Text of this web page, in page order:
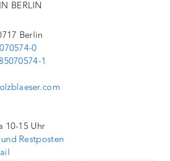
BERLIN
Berlin
0
1
10-15 Uhr
Restposten